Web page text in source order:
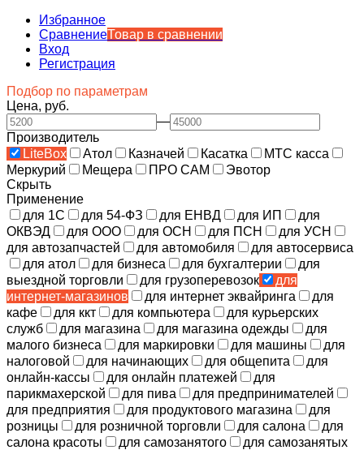
Избранное
СравнениеТовар в сравнении
Вход
Регистрация
Подбор по параметрам
Цена, руб.
—
Производитель
LiteBox
Атол Казначей Касатка
МТС касса
Меркурий
Мещера ПРО САМ
Эвотор
Скрыть
Применение
для 1С
для 54-ФЗ для ЕНВД для ИП
для
ОКВЭД
для ООО для ОСН для ПСН
для УСН
для автозапчастей
для автомобиля
для автосервиса
для атол
для бизнеса для бухгалтерии
для
выездной торговли
для грузоперевозок
для
интернет-магазинов
для интернет эквайринга
для
кафе
для ккт для компьютера
для курьерских
служб
для магазина для магазина одежды
для
малого бизнеса
для маркировки для машины
для
налоговой
для начинающих для общепита
для
онлайн-кассы
для онлайн платежей
для
парикмахерской
для пива
для предпринимателей
для предприятия
для продуктового магазина
для
розницы
для розничной торговли для салона
для
салона красоты
для самозанятого
для самозанятых